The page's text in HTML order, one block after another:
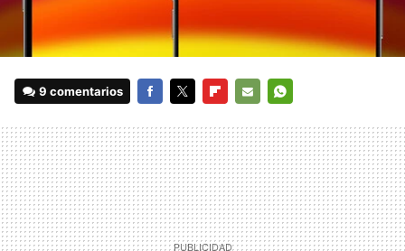
9 comentarios
MAIL